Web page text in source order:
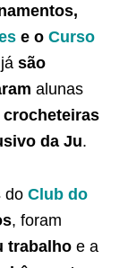
e o Curso
já são
alunas
crocheteiras
da Ju.
do Club do
, foram
trabalho e a